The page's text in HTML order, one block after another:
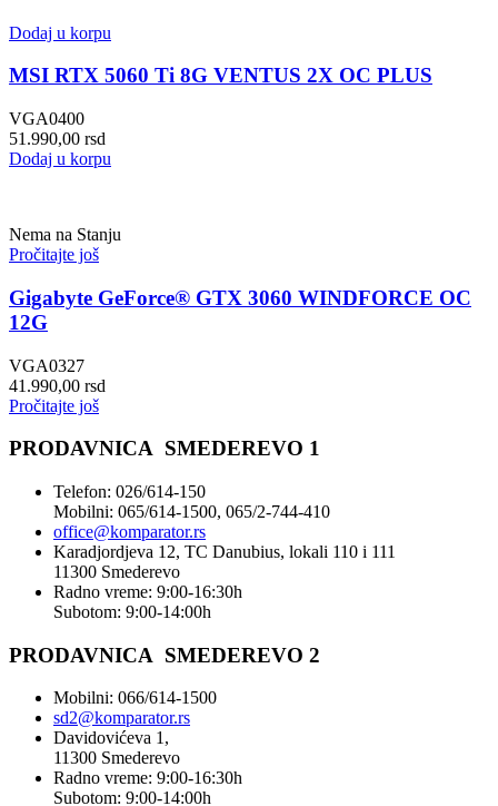
Dodaj u korpu
MSI RTX 5060 Ti 8G VENTUS 2X OC PLUS
VGA0400
51.990,00 rsd
Dodaj u korpu
Nema na Stanju
Pročitajte još
Gigabyte GeForce® GTX 3060 WINDFORCE OC
12G
VGA0327
41.990,00 rsd
Pročitajte još
PRODAVNICA SMEDEREVO 1
Telefon: 026/614-150
Mobilni: 065/614-1500, 065/2-744-410
office@komparator.rs
Karadjordjeva 12, TC Danubius, lokali 110 i 111
11300 Smederevo
Radno vreme: 9:00-16:30h
Subotom: 9:00-14:00h
PRODAVNICA SMEDEREVO 2
Mobilni: 066/614-1500
sd2@komparator.rs
Davidovićeva 1,
11300 Smederevo
Radno vreme: 9:00-16:30h
Subotom: 9:00-14:00h